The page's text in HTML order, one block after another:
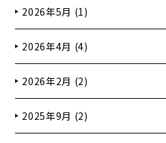
2026年5月 (1)
2026年4月 (4)
2026年2月 (2)
2025年9月 (2)